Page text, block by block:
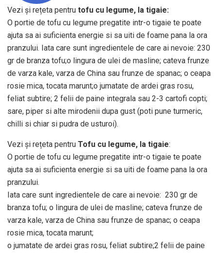
Vezi și rețeta pentru tofu cu legume, la tigaie:
O portie de tofu cu legume pregatite intr-o tigaie te poate
ajuta sa ai suficienta energie si sa uiti de foame pana la ora
pranzului. Iata care sunt ingredientele de care ai nevoie: 230
gr de branza tofu;o lingura de ulei de masline; cateva frunze
de varza kale, varza de China sau frunze de spanac; o ceapa
rosie mica, tocata marunt;o jumatate de ardei gras rosu,
feliat subtire; 2 felii de paine integrala sau 2-3 cartofi copti;
sare, piper si alte mirodenii dupa gust (poti pune turmeric,
chilli si chiar si pudra de usturoi).
Vezi și rețeta pentru Tofu cu legume, la tigaie:
O portie de tofu cu legume pregatite intr-o tigaie te poate
ajuta sa ai suficienta energie si sa uiti de foame pana la ora
pranzului.
Iata care sunt ingredientele de care ai nevoie: 230 gr de
branza tofu; o lingura de ulei de masline; cateva frunze de
varza kale, varza de China sau frunze de spanac; o ceapa
rosie mica, tocata marunt;
o jumatate de ardei gras rosu, feliat subtire;2 felii de paine